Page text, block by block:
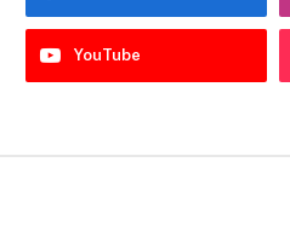
YouTube